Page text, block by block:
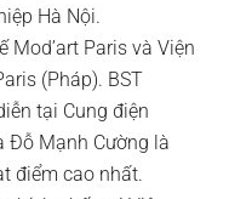
Hà Nội.
Mod’art Paris và Viện
(Pháp). BST
tại Cung điện
Đỗ Mạnh Cường là
điểm cao nhất.